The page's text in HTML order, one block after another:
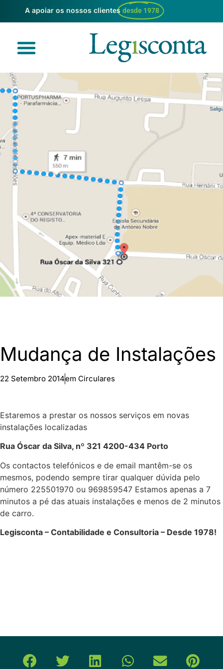
A apoiar os nossos clientes desde 1978
Mudança de Instalações
22 Setembro 2014em Circulares
Estaremos a prestar os nossos serviços em novas
instalações localizadas
Rua Óscar da Silva, nº 321 4200-434 Porto
Os contactos telefónicos e de email mantêm-se os
mesmos, podendo sempre tirar qualquer dúvida pelo
número 225501970 ou 969859547 Estamos apenas a 7
minutos a pé das atuais instalações e menos de 2 minutos
de carro.
Legisconta – Contabilidade e Consultoria – Desde 1978!